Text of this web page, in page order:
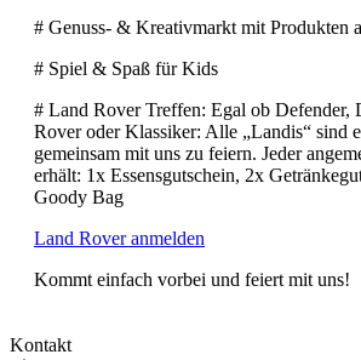
# Genuss- & Kreativmarkt mit Produkten
# Spiel & Spaß für Kids
# Land Rover Treffen: Egal ob Defender,
Rover oder Klassiker: Alle „Landis“ sind
gemeinsam mit uns zu feiern. Jeder
erhält: 1x Essensgutschein, 2x
Goody Bag
Land Rover anmelden
Kommt einfach vorbei und feiert mit uns!
Kontakt